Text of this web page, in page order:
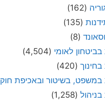
(162)
(135)
(8)
לאומי (4,504)
(420)
במשפט, בשיטור ובאכיפת חוק
(1,258)